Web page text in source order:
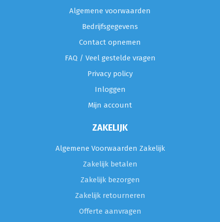
Algemene voorwaarden
Bedrijfsgegevens
Contact opnemen
FAQ / Veel gestelde vragen
Privacy policy
Inloggen
Mijn account
ZAKELIJK
Algemene Voorwaarden Zakelijk
Zakelijk betalen
Zakelijk bezorgen
Zakelijk retourneren
Offerte aanvragen